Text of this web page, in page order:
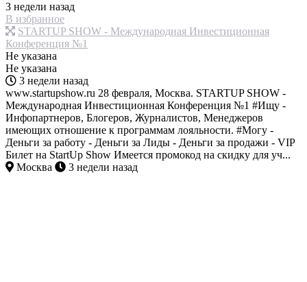
3 недели назад
В избранное
STARTUP SHOW - Международная Инвестиционная
Конференция №1
Не указана
Не указана
3 недели назад
www.startupshow.ru 28 февраля, Москва. STARTUP SHOW -
Международная Инвестиционная Конференция №1 #Ищу -
Инфопартнеров, Блогеров, Журналистов, Менеджеров
имеющих отношение к программам лояльности. #Могу -
Деньги за работу - Деньги за Лиды - Деньги за продажи - VIP
Билет на StartUp Show Имеется промокод на скидку для уч...
Москва
3 недели назад